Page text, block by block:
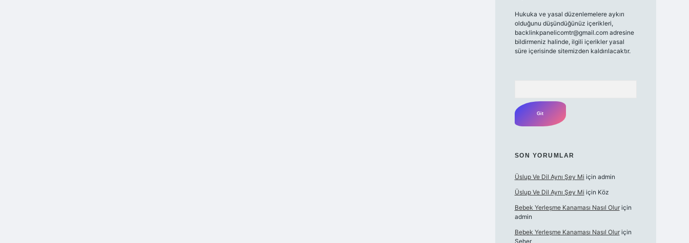
Hukuka ve yasal düzenlemelere aykırı
olduğunu düşündüğünüz içerikleri,
backlinkpanelicomtr@gmail.comadresine
bildirmeniz halinde, ilgili içerikler yasal
süre içerisinde sitemizden kaldırılacaktır.
SON YORUMLAR
Üslup Ve Dil Aynı Şey Mi için admin
Üslup Ve Dil Aynı Şey Mi için Köz
Bebek Yerleşme Kanaması Nasıl Oluriçin
admin
Bebek Yerleşme Kanaması Nasıl Oluriçin
Seher